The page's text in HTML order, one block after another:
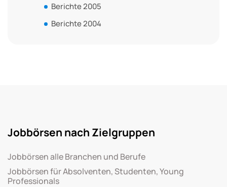
Berichte 2005
Berichte 2004
Jobbörsen nach Zielgruppen
Jobbörsen alle Branchen und Berufe
Jobbörsen für Absolventen, Studenten, Young
Professionals